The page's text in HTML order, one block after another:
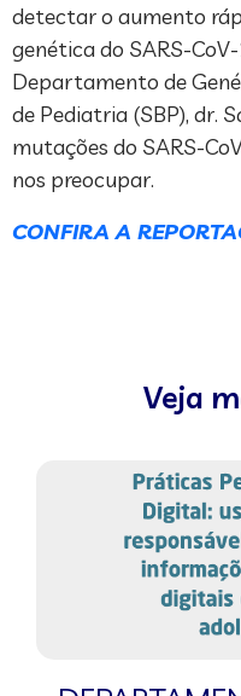
detectar o aumento
genética do SARS-
Departamento de
de Pediatria (SBP), dr.
mutações do SARS-
nos preocupar.
CONFIRA A
Veja